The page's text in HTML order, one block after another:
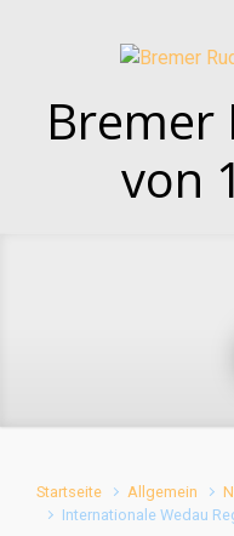
Bremer
von
Startseite Allgemein
Internationale Wedau